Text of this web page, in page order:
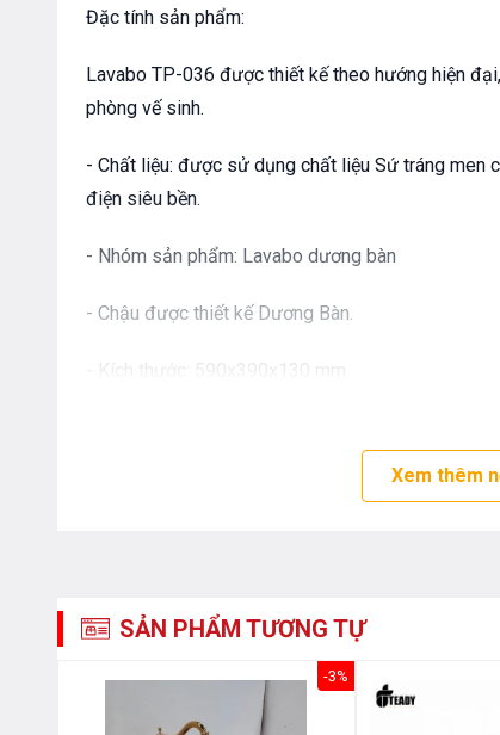
Đặc tính sản phẩm:
Lavabo TP-036 được thiết kế theo hướng hiện
phòng vế sinh.
- Chất liệu: được sử dụng chất liệu Sứ tráng men
điện siêu bền.
- Nhóm sản phẩm: Lavabo dương bàn
- Chậu được thiết kế Dương Bàn.
- Kích thước: 590x390x130 mm
- Được ứng dụng CeFiONtect giúp sản phẩm
gian rộng, thoáng. Tiết kiệm được tối đa không
dùng cảm thấy thoải mái, tiện nghi. Với thiết kế
gian phòng tắm.
Xem thêm
SẢN PHẨM TƯƠNG TỰ
-3%